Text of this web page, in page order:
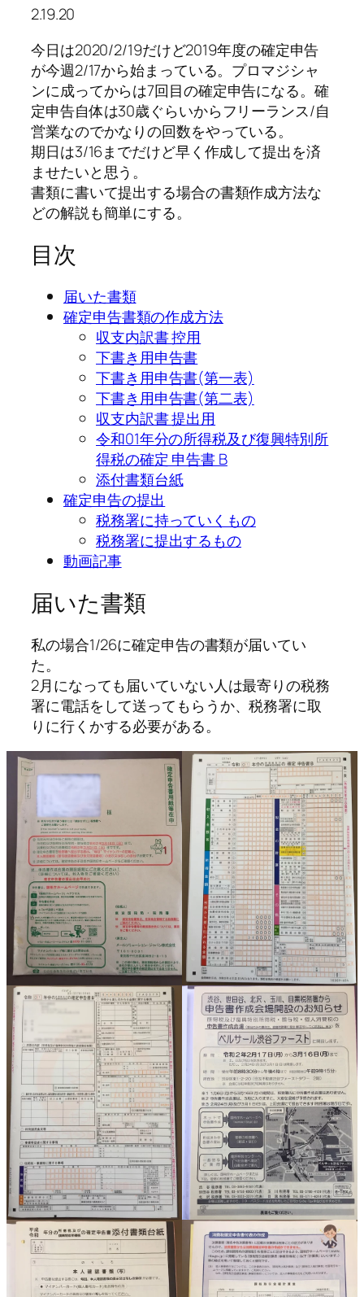
2.19.20
今日は2020/2/19だけど2019年度の確定申告
が今週2/17から始まっている。プロマジシャ
ンに成ってからは7回目の確定申告になる。確
定申告自体は30歳ぐらいからフリーランス/自
営業なのでかなりの回数をやっている。
期日は3/16までだけど早く作成して提出を済
ませたいと思う。
書類に書いて提出する場合の書類作成方法な
どの解説も簡単にする。
目次
届いた書類
確定申告書類の作成方法
収支内訳書 控用
下書き用申告書
下書き用申告書(第一表)
下書き用申告書(第二表)
収支内訳書 提出用
令和01年分の所得税及び復興特別所
得税の確定 申告書 B
添付書類台紙
確定申告の提出
税務署に持っていくもの
税務署に提出するもの
動画記事
届いた書類
私の場合1/26に確定申告の書類が届いてい
た。
2月になっても届いていない人は最寄りの税務
署に電話をして送ってもらうか、税務署に取
りに行くかする必要がある。